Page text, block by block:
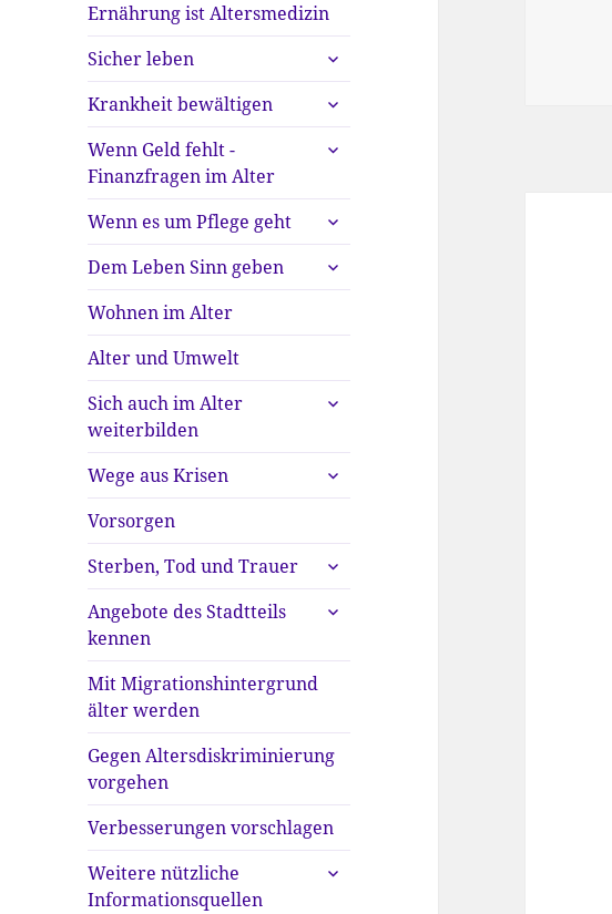
Ernährung ist Altersmedizin
Sicher leben
untermenü
anzeigen
Krankheit bewältigen
untermenü
anzeigen
Wenn Geld fehlt -
Finanzfragen im Alter
untermenü
Wenn es um Pflege geht
untermenü
anzeigen
Dem Leben Sinn geben
untermenü
anzeigen
Wohnen im Alter
Alter und Umwelt
Sich auch im Alter
weiterbilden
untermenü
Wege aus Krisen
untermenü
anzeigen
Vorsorgen
Sterben, Tod und Trauer
untermenü
anzeigen
Angebote des Stadtteils
kennen
untermenü
Mit Migrationshintergrund
älter werden
Gegen Altersdiskriminierung
vorgehen
Verbesserungen vorschlagen
Weitere nützliche
Informationsquellen
untermenü